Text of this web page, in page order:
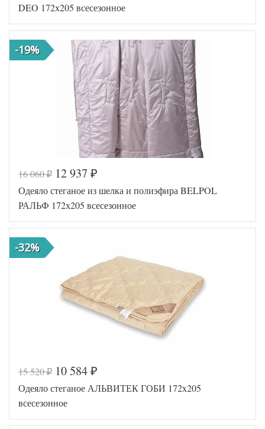
Код товара
547-122
Артикул
BP46300465
Ширина х
Длина
172х205 (2-
сп)
Наполнитель
пух
Производитель
Belpol
(Россия)
DEO 172х205 всесезонное
-19%
Код товара
547-341
Артикул
BP46300465
Ширина х
Длина
сп)
16 060₽ 12 937 ₽
Одеяло стеганое из шелка и полиэфира BELPOL
РАЛЬФ 172х205 всесезонное
-32%
15 520₽ 10 584 ₽
Одеяло стеганое АЛЬВИТЕК ГОБИ 172x205
всесезонное